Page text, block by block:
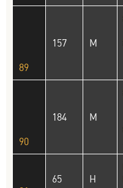
89
157 M
90
184 M
65 H